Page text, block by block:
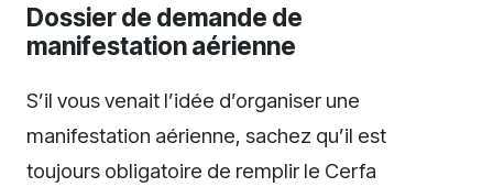
Dossier de demande de
manifestation aérienne
S’il vous venait l’idée d’organiser une
manifestation aérienne, sachez qu’il est
toujours obligatoire de remplir le Cerfa